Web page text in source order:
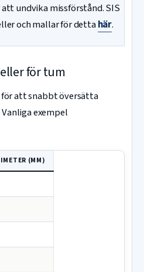
undvika missförstånd. SIS
och mallar för dettahär.
för tum
för att snabbt översätta
exempel
(MM)